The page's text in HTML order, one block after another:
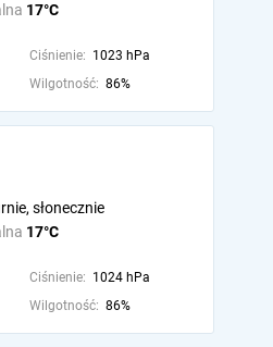
17°C
Ciśnienie: 1023 hPa
Wilgotność: 86%
17°C
słonecznie
Ciśnienie: 1024 hPa
Wilgotność: 86%